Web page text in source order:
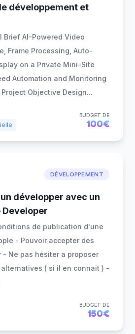
développement et
Brief AI-Powered Video
Frame Processing, Auto-
on a Private Mini-Site
Automation and Monitoring
Objective Design...
BUDGET DE
100€
DÉVELOPPEMENT
développer avec un
Developer
de publication d'une
- Pouvoir accepter des
- Ne pas hésiter a proposer
( si il en connait ) -
BUDGET DE
150€